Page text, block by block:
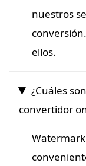
nuestros
ellos.
¿Cuáles
convertidor